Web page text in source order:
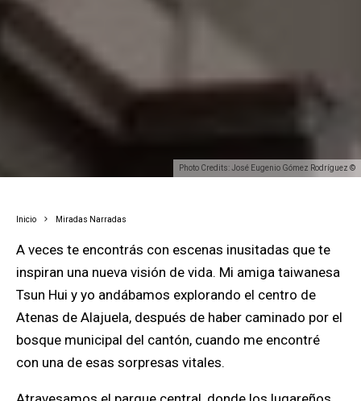
Photo Credits: José Eugenio Gómez Rodríguez ©
Inicio Miradas Narradas
A veces te encontrás con escenas inusitadas que te
inspiran una nueva visión de vida. Mi amiga taiwanesa
Tsun Hui y yo andábamos explorando el centro de
Atenas de Alajuela, después de haber caminado por el
bosque municipal del cantón, cuando me encontré
con una de esas sorpresas vitales.